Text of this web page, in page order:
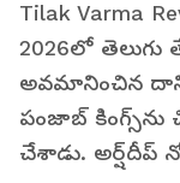
Tilak Varma
2026లో తెలుగు
అవమానించిన
పంజాబ్ కింగ్స్‌ను
చేశాడు.